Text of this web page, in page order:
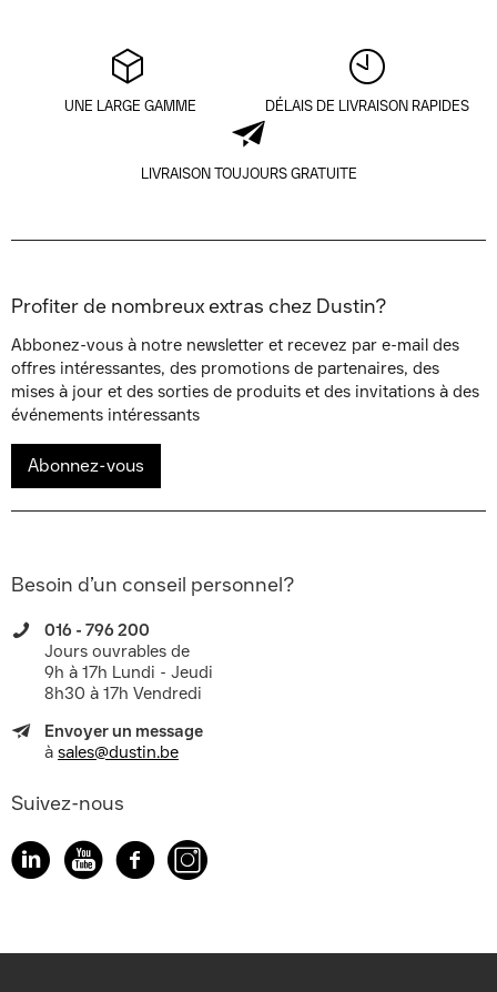
UNE LARGE GAMME DÉLAIS DE LIVRAISON RAPIDES
LIVRAISON TOUJOURS GRATUITE
Profiter de nombreux extras chez Dustin?
Abbonez-vous à notre newsletter et recevez par e-mail des
offres intéressantes, des promotions de partenaires, des
mises à jour et des sorties de produits et des invitations à des
événements intéressants
Abonnez-vous
Besoin d’un conseil personnel?
016 - 796 200
Jours ouvrables de
9h à 17h Lundi - Jeudi
8h30 à 17h Vendredi
Envoyer un message
à sales@dustin.be
Suivez-nous